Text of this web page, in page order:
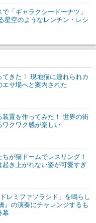
「ギャラクシードーナツ」
星空のようなレンチン・レシ
きた！ 現地猫に連れられカ
サ場へと案内された
置を作ってみた！ 世界の街
ワクワク感が楽しい
が猫ドームでレスリング！
起き上がれない姿が可愛すぎ
レミファソラシド」を鳴らし
』の演奏にチャレンジするも
幕